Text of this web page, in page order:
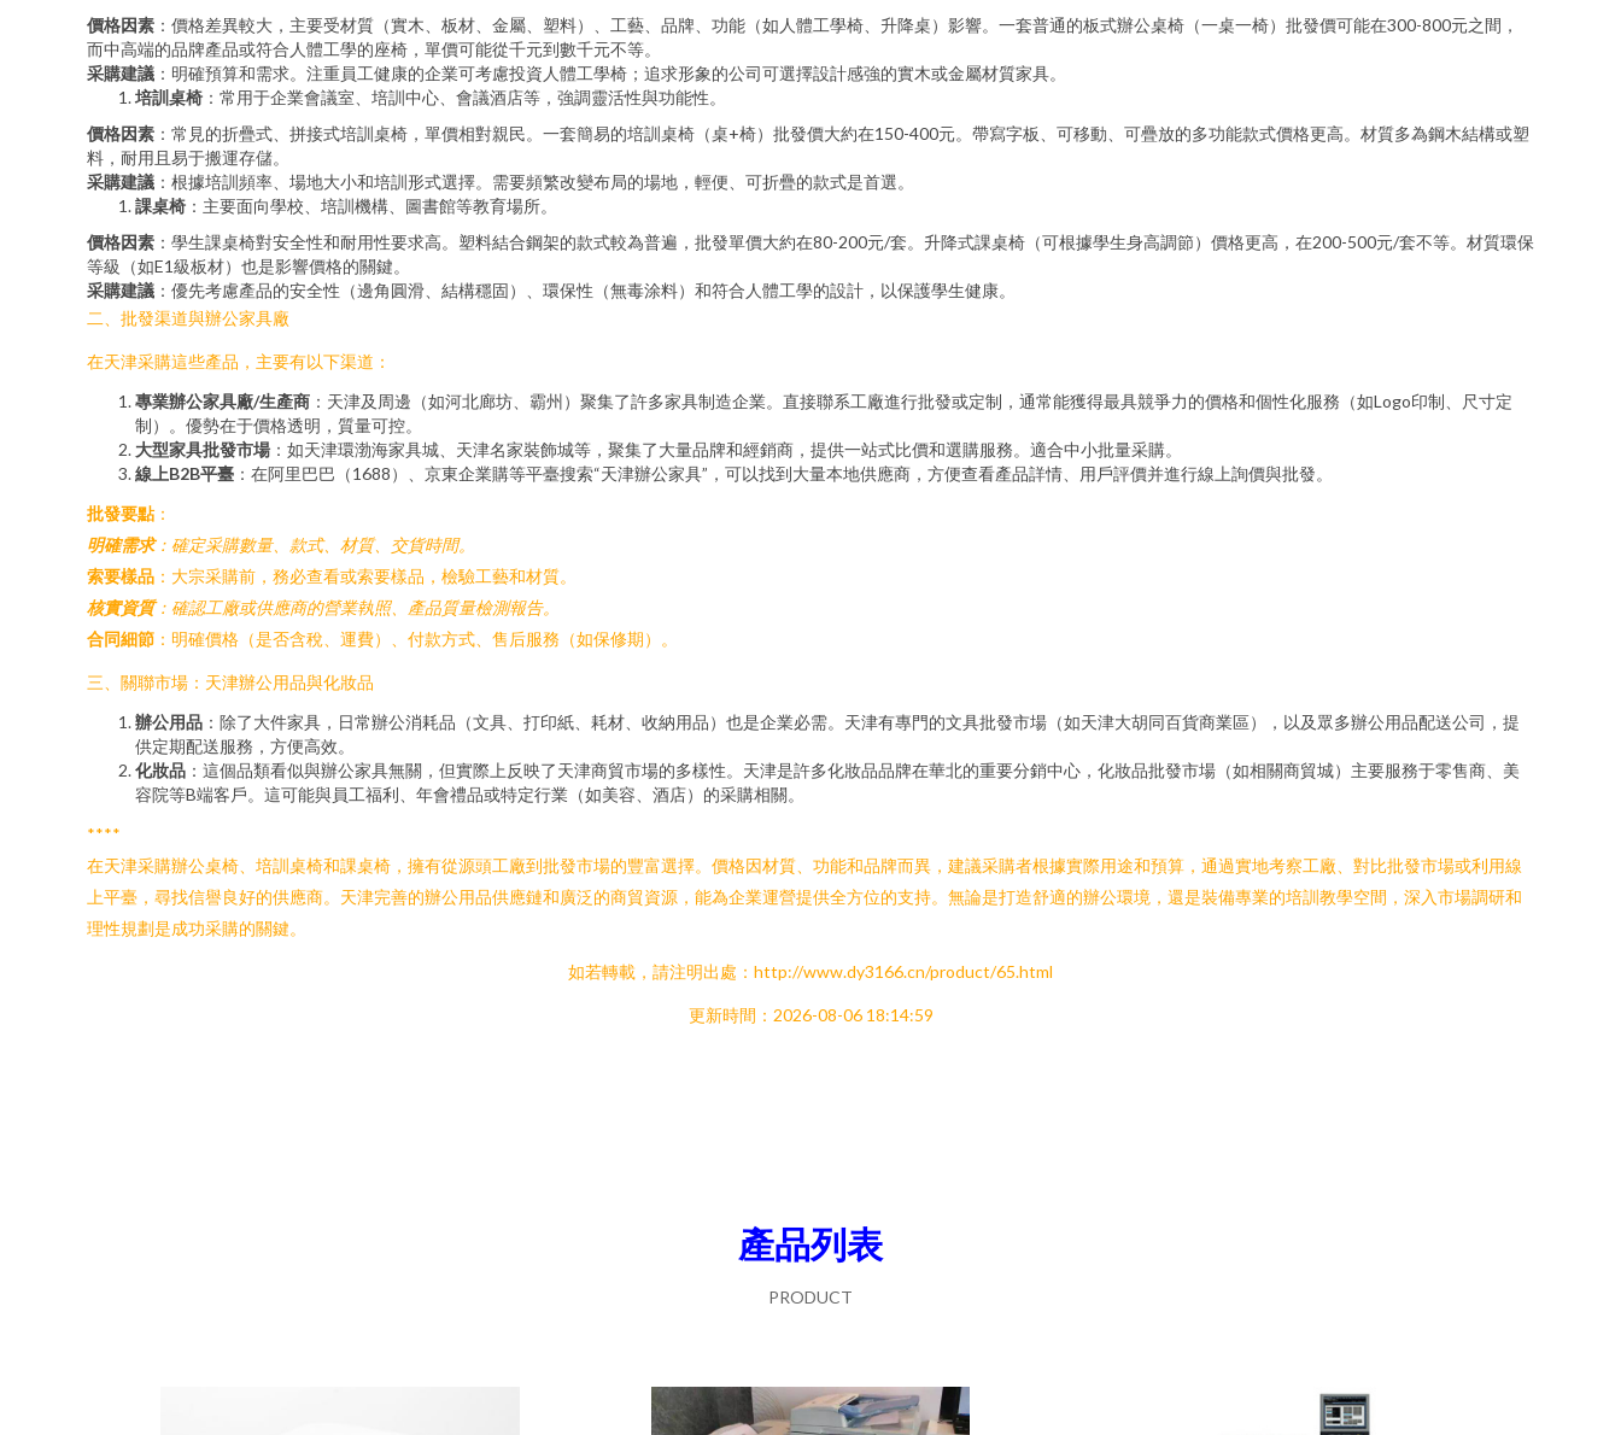
價格因素 ：價格差異較大，主要受材質（實木、板材、金屬、塑料）、工藝、品牌、功能（如人體工學椅、升降桌）影響。一套普通的板式辦公桌椅（一桌一椅）批發價可能在300-800元之間，
而中高端的品牌產品或符合人體工學的座椅，單價可能從千元到數千元不等。
采購建議 ：明確預算和需求。注重員工健康的企業可考慮投資人體工學椅；追求形象的公司可選擇設計感強的實木或金屬材質家具。
培訓桌椅 ：常用于企業會議室、培訓中心、會議酒店等，強調靈活性與功能性。
價格因素 ：常見的折疊式、拼接式培訓桌椅，單價相對親民。一套簡易的培訓桌椅（桌+椅）批發價大約在150-400元。帶寫字板、可移動、可疊放的多功能款式價格更高。材質多為鋼木結構或塑
料，耐用且易于搬運存儲。
采購建議 ：根據培訓頻率、場地大小和培訓形式選擇。需要頻繁改變布局的場地，輕便、可折疊的款式是首選。
課桌椅 ：主要面向學校、培訓機構、圖書館等教育場所。
價格因素 ：學生課桌椅對安全性和耐用性要求高。塑料結合鋼架的款式較為普遍，批發單價大約在80-200元/套。升降式課桌椅（可根據學生身高調節）價格更高，在200-500元/套不等。材質環保
等級（如E1級板材）也是影響價格的關鍵。
采購建議 ：優先考慮產品的安全性（邊角圓滑、結構穩固）、環保性（無毒涂料）和符合人體工學的設計，以保護學生健康。
二、批發渠道與辦公家具廠
在天津采購這些產品，主要有以下渠道：
專業辦公家具廠/生產商 ：天津及周邊（如河北廊坊、霸州）聚集了許多家具制造企業。直接聯系工廠進行批發或定制，通常能獲得最具競爭力的價格和個性化服務（如Logo印制、尺寸定
制）。優勢在于價格透明，質量可控。
大型家具批發市場 ：如天津環渤海家具城、天津名家裝飾城等，聚集了大量品牌和經銷商，提供一站式比價和選購服務。適合中小批量采購。
線上B2B平臺 ：在阿里巴巴（1688）、京東企業購等平臺搜索“天津辦公家具”，可以找到大量本地供應商，方便查看產品詳情、用戶評價并進行線上詢價與批發。
批發要點：
明確需求：確定采購數量、款式、材質、交貨時間。
索要樣品 ：大宗采購前，務必查看或索要樣品，檢驗工藝和材質。
核實資質：確認工廠或供應商的營業執照、產品質量檢測報告。
合同細節 ：明確價格（是否含稅、運費）、付款方式、售后服務（如保修期）。
三、關聯市場：天津辦公用品與化妝品
辦公用品 ：除了大件家具，日常辦公消耗品（文具、打印紙、耗材、收納用品）也是企業必需。天津有專門的文具批發市場（如天津大胡同百貨商業區），以及眾多辦公用品配送公司，提
供定期配送服務，方便高效。
化妝品 ：這個品類看似與辦公家具無關，但實際上反映了天津商貿市場的多樣性。天津是許多化妝品品牌在華北的重要分銷中心，化妝品批發市場（如相關商貿城）主要服務于零售商、美
容院等B端客戶。這可能與員工福利、年會禮品或特定行業（如美容、酒店）的采購相關。
****
在天津采購辦公桌椅、培訓桌椅和課桌椅，擁有從源頭工廠到批發市場的豐富選擇。價格因材質、功能和品牌而異，建議采購者根據實際用途和預算，通過實地考察工廠、對比批發市場或利用線
上平臺，尋找信譽良好的供應商。天津完善的辦公用品供應鏈和廣泛的商貿資源，能為企業運營提供全方位的支持。無論是打造舒適的辦公環境，還是裝備專業的培訓教學空間，深入市場調研和
理性規劃是成功采購的關鍵。
如若轉載，請注明出處：http://www.dy3166.cn/product/65.html
更新時間：2026-08-06 18:14:59
產品列表
PRODUCT